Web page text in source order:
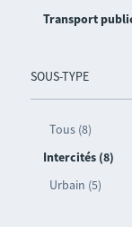
Transport
SOUS-TYPE
Tous (8)
Intercités (8)
Urbain (5)